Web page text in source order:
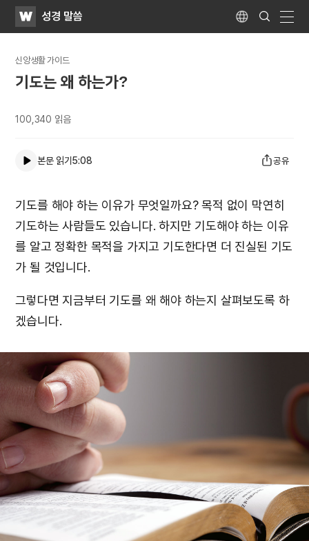
WATV성경 말씀 Language
Search
Submit
신앙생활 가이드
기도는 왜 하는가?
100,340 읽음
본문 읽기5:08 공유
기도를 해야 하는 이유가 무엇일까요? 목적 없이 막연히
기도하는 사람들도 있습니다. 하지만 기도해야 하는 이유
를 알고 정확한 목적을 가지고 기도한다면 더 진실된 기도
가 될 것입니다.
그렇다면 지금부터 기도를 왜 해야 하는지 살펴보도록 하
겠습니다.